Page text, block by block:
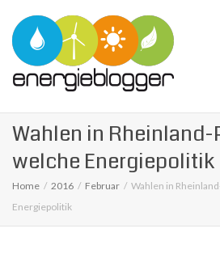
Wahlen in Rheinland-
welche Energiepolitik
Home 2016 Februar
Wahlen in
Energiepolitik